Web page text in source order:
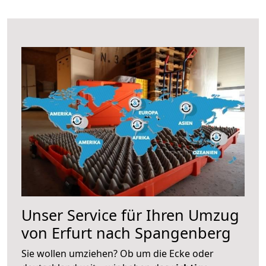
Unser Service für Ihren Umzug
von Erfurt nach Spangenberg
Sie wollen umziehen? Ob um die Ecke oder